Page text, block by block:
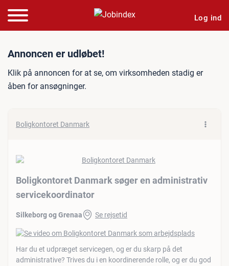
Log ind
Jobannonce:
Annoncen er udløbet!
Klik på annoncen for at se, om virksomheden stadig er
åben for ansøgninger.
Boligkontoret Danmark
Boligkontoret Danmark søger en administrativ
servicekoordinator
Silkeborg og Grenaa Se rejsetid
Har du et udpræget servicegen, og er du skarp på det
administrative? Trives du i en koordinerende rolle, og er du god